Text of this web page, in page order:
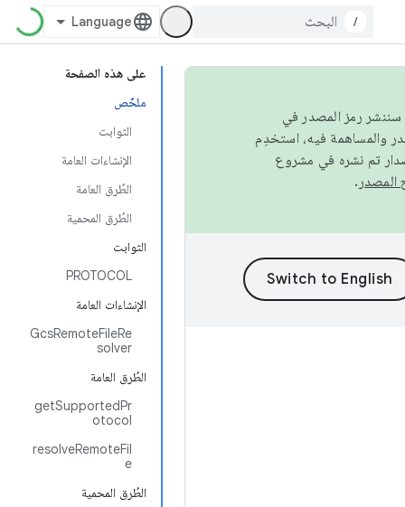
/
على هذه الصفحة
ملخّص
الثوابت
الإنشاءات العامة
الطُرق العامة
الطُرق المحمية
الثوابت
PROTOCOL
الإنشاءات العامة
GcsRemoteFileRe
solver
الطُرق العامة
getSupportedPr
otocol
resolveRemoteFil
e
الطُرق المحمية
سننشر رمز المصدر في
تم نشره في مشروع
.